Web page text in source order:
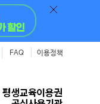
FAQ 이용정책